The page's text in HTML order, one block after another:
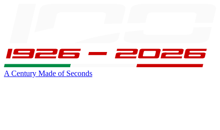
A Century Made of Seconds